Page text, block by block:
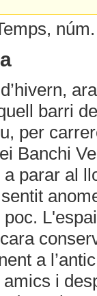
barri
per
Banchi
parar al
a
i